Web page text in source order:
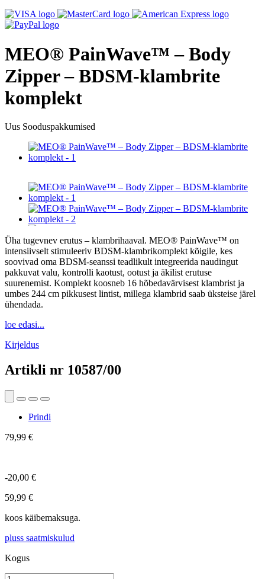
MEO® PainWave™ – Body
Zipper – BDSM-klambrite
komplekt
Uus Sooduspakkumised
Üha tugevnev erutus – klambrihaaval. MEO® PainWave™ on
intensiivselt stimuleeriv BDSM-klambrikomplekt kõigile, kes
soovivad oma BDSM-seanssi teadlikult integreerida naudingut
pakkuvat valu, kontrolli kaotust, ootust ja äkilist erutuse
suurenemist. Komplekt koosneb 16 hõbedavärvisest klambrist ja
umbes 244 cm pikkusest lintist, millega klambrid saab üksteise järel
ühendada.
loe edasi...
Kirjeldus
Artikli nr 10587/00
Prindi
79,99 €
-20,00 €
59,99 €
koos käibemaksuga.
pluss saatmiskulud
Kogus